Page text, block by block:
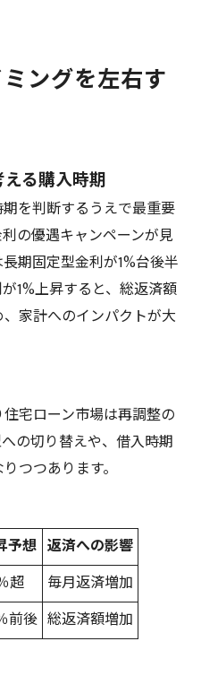
ングを左右す
る購入時期
を判断するうえで最重要
の優遇キャンペーンが見
期固定型金利が1%台後半
1%上昇すると、総返済額
家計へのインパクトが大
宅ローン市場は再調整の
の切り替えや、借入時期
つつあります。
予想 返済への影響
超
毎月返済増加
前後 総返済額増加